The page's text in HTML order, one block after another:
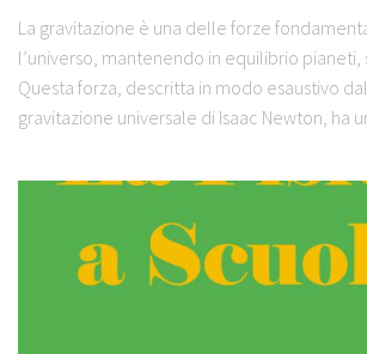
La gravitazione è una delle forze
l’universo, mantenendo in equilibrio pianeti,
Questa forza, descritta in modo esaustivo
gravitazione universale di Isaac Newton, ha